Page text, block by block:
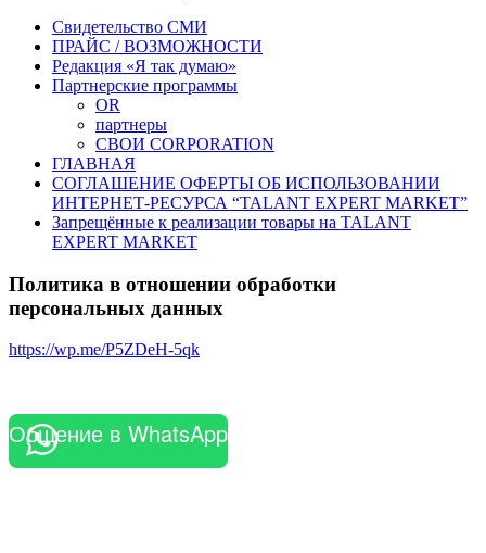
Свидетельство СМИ
ПРАЙС / ВОЗМОЖНОСТИ
Редакция «Я так думаю»
Партнерские программы
OR
партнеры
СВОИ CORPORATION
ГЛАВНАЯ
СОГЛАШЕНИЕ ОФЕРТЫ ОБ ИСПОЛЬЗОВАНИИ
ИНТЕРНЕТ-РЕСУРСА “TALANT EXPERT MARKET”
Запрещённые к реализации товары на TALANT
EXPERT MARKET
Политика в отношении обработки
персональных данных
https://wp.me/P5ZDeH-5qk
Общение в WhatsApp